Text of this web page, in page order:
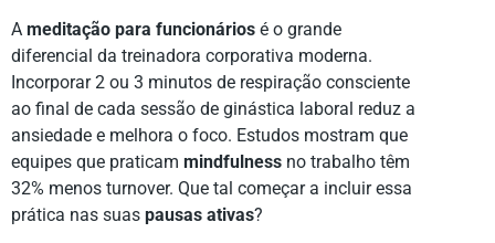
A meditação para funcionários é o grande
diferencial da treinadora corporativa moderna.
Incorporar 2 ou 3 minutos de respiração consciente
ao final de cada sessão de ginástica laboral reduz a
ansiedade e melhora o foco. Estudos mostram que
equipes que praticam mindfulness no trabalho têm
32% menos turnover. Que tal começar a incluir essa
prática nas suas pausas ativas?